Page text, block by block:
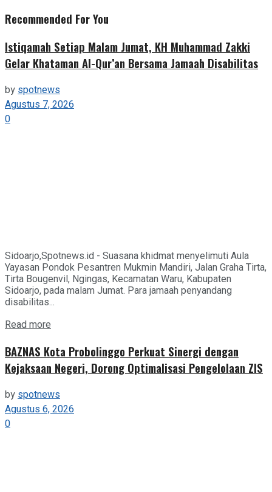
Recommended For You
Istiqamah Setiap Malam Jumat, KH Muhammad Zakki
Gelar Khataman Al-Qur’an Bersama Jamaah Disabilitas
by spotnews
Agustus 7, 2026
0
Sidoarjo,Spotnews.id - Suasana khidmat menyelimuti Aula
Yayasan Pondok Pesantren Mukmin Mandiri, Jalan Graha Tirta,
Tirta Bougenvil, Ngingas, Kecamatan Waru, Kabupaten
Sidoarjo, pada malam Jumat. Para jamaah penyandang
disabilitas...
Read more
BAZNAS Kota Probolinggo Perkuat Sinergi dengan
Kejaksaan Negeri, Dorong Optimalisasi Pengelolaan ZIS
byspotnews
Agustus 6, 2026
0